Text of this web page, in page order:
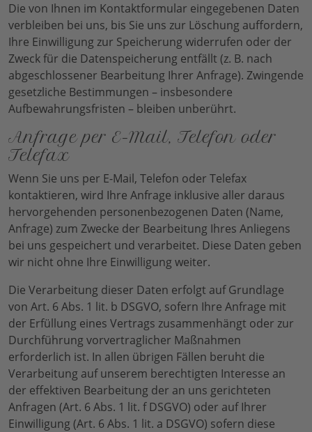
Die von Ihnen im Kontaktformular eingegebenen Daten
verbleiben bei uns, bis Sie uns zur Löschung auffordern,
Ihre Einwilligung zur Speicherung widerrufen oder der
Zweck für die Datenspeicherung entfällt (z. B. nach
abgeschlossener Bearbeitung Ihrer Anfrage). Zwingende
gesetzliche Bestimmungen – insbesondere
Aufbewahrungsfristen – bleiben unberührt.
Anfrage per E-Mail, Telefon oder
Telefax
Wenn Sie uns per E-Mail, Telefon oder Telefax
kontaktieren, wird Ihre Anfrage inklusive aller daraus
hervorgehenden personenbezogenen Daten (Name,
Anfrage) zum Zwecke der Bearbeitung Ihres Anliegens
bei uns gespeichert und verarbeitet. Diese Daten geben
wir nicht ohne Ihre Einwilligung weiter.
Die Verarbeitung dieser Daten erfolgt auf Grundlage
von Art. 6 Abs. 1 lit. b DSGVO, sofern Ihre Anfrage mit
der Erfüllung eines Vertrags zusammenhängt oder zur
Durchführung vorvertraglicher Maßnahmen
erforderlich ist. In allen übrigen Fällen beruht die
Verarbeitung auf unserem berechtigten Interesse an
der effektiven Bearbeitung der an uns gerichteten
Anfragen (Art. 6 Abs. 1 lit. f DSGVO) oder auf Ihrer
Einwilligung (Art. 6 Abs. 1 lit. a DSGVO) sofern diese